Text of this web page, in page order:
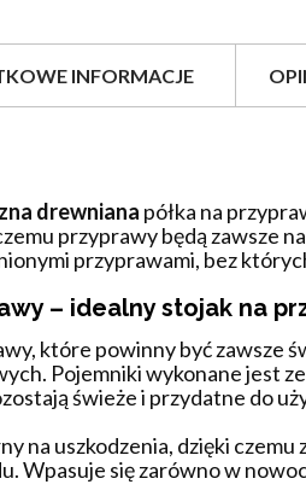
INFORMACJE
drewniana półka na
przyprawy będą zawsze
przyprawami, bez
– idealny stojak na
które powinny być zawsze
Pojemniki wykonane jest
świeże i przydatne do
na uszkodzenia, dzięki czemu
Wpasuje się zarówno w